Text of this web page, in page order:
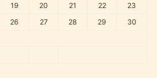
19 20 21 22
23
26 27 28 29
30